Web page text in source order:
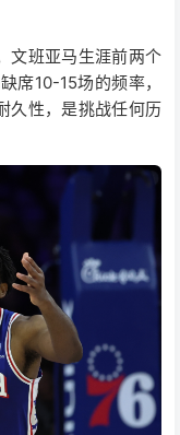
文班亚马生涯前两个
席10-15场的频率，
久性，是挑战任何历